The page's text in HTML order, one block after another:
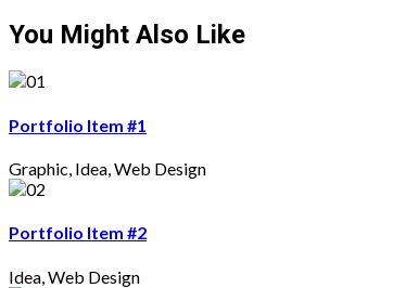
You Might Also Like
Portfolio Item #1
Graphic, Idea,Web Design
Portfolio Item #2
Idea Web Design